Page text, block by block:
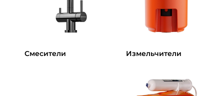
Смесители Измельчители